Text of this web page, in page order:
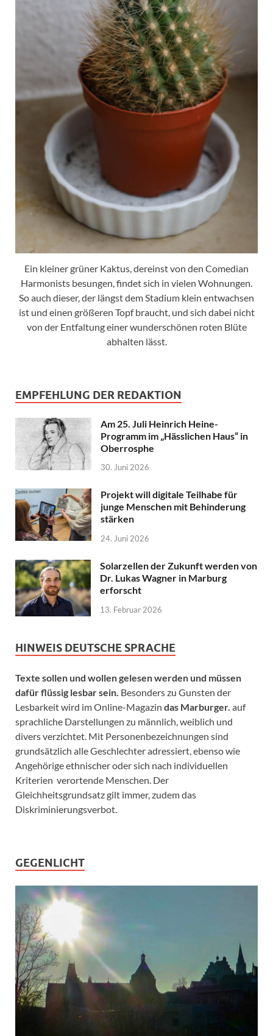
Ein kleiner grüner Kaktus, dereinst von den Comedian
Harmonists besungen, findet sich in vielen Wohnungen.
So auch dieser, der längst dem Stadium klein entwachsen
ist und einen größeren Topf braucht, und sich dabei nicht
von der Entfaltung einer wunderschönen roten Blüte
abhalten lässt.
EMPFEHLUNG DER REDAKTION
Am 25. Juli Heinrich Heine-
Programm im „Hässlichen Haus“ in
Oberrosphe
30. Juni 2026
Projekt will digitale Teilhabe für
junge Menschen mit Behinderung
stärken
24. Juni 2026
Solarzellen der Zukunft werden von
Dr. Lukas Wagner in Marburg
erforscht
13. Februar 2026
HINWEIS DEUTSCHE SPRACHE
Texte sollen und wollen gelesen werden und müssen
dafür flüssig lesbar sein. Besonders zu Gunsten der
Lesbarkeit wird im Online-Magazin das Marburger. auf
sprachliche Darstellungen zu männlich, weiblich und
divers verzichtet. Mit Personenbezeichnungen sind
grundsätzlich alle Geschlechter adressiert, ebenso wie
Angehörige ethnischer oder sich nach individuellen
Kriterien verortende Menschen. Der
Gleichheitsgrundsatz gilt immer, zudem das
Diskriminierungsverbot.
GEGENLICHT